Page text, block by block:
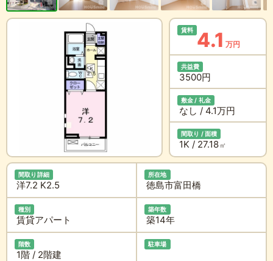
賃料 4.1 万円
共益費
3500円
敷金 / 礼金
なし / 4.1万円
間取り / 面積
1K / 27.18㎡
間取り詳細
洋7.2 K2.5
所在地
徳島市富田橋
種別
賃貸アパート
築年数
築14年
階数
1階 / 2階建
駐車場